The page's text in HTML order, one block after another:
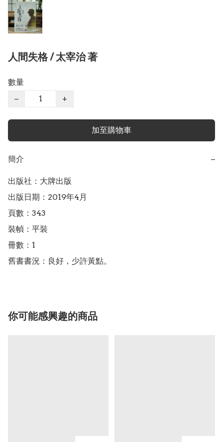
人間失格 / 太宰治 著
數量
−
+
加至購物車
簡介 −
出版社：大牌出版
出版日期：2019年4月
頁數：343
裝幀：平裝
冊數：1
舊書書況：良好，少許黃點。
你可能感興趣的商品